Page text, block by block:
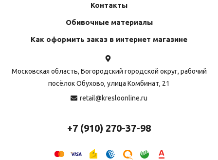
Контакты
Обивочные материалы
Как оформить заказ в интернет магазине
Московская область, Богородский городской округ, рабочий
посёлок Обухово, улица Комбинат, 21
retail@kresloonline.ru
+7 (910) 270-37-98